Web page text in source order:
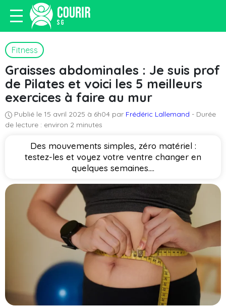
Fitness
Graisses abdominales : Je suis prof
de Pilates et voici les 5 meilleurs
exercices à faire au mur
Publié le 15 avril 2025 à 6h04 par Frédéric Lallemand - Durée
de lecture : environ 2 minutes
Des mouvements simples, zéro matériel :
testez-les et voyez votre ventre changer en
quelques semaines....